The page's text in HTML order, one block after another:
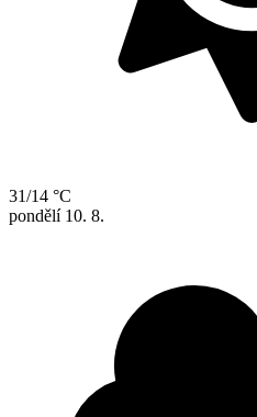
31/14 °C
pondělí 10. 8.